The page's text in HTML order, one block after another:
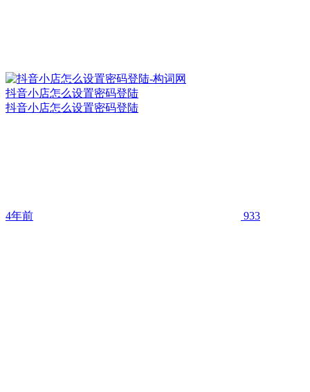
抖音小店怎么设置密码登陆
抖音小店怎么设置密码登陆
4年前 933